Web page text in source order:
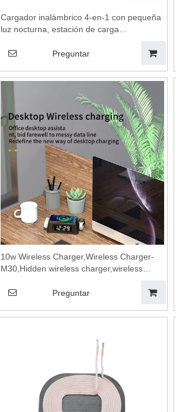
Cargador inalámbrico 4-en-1 con pequeña
luz nocturna, estación de carga
inalámbrica, soporte de carga inalámbrica,
mesa de carga inalámbrica, para el reloj
del auricular del teléfono móvil
Preguntar
10w Wireless Charger,Wireless Charger-
M30,Hidden wireless charger,wireless
Suitable for desktop and mobile phones
Preguntar